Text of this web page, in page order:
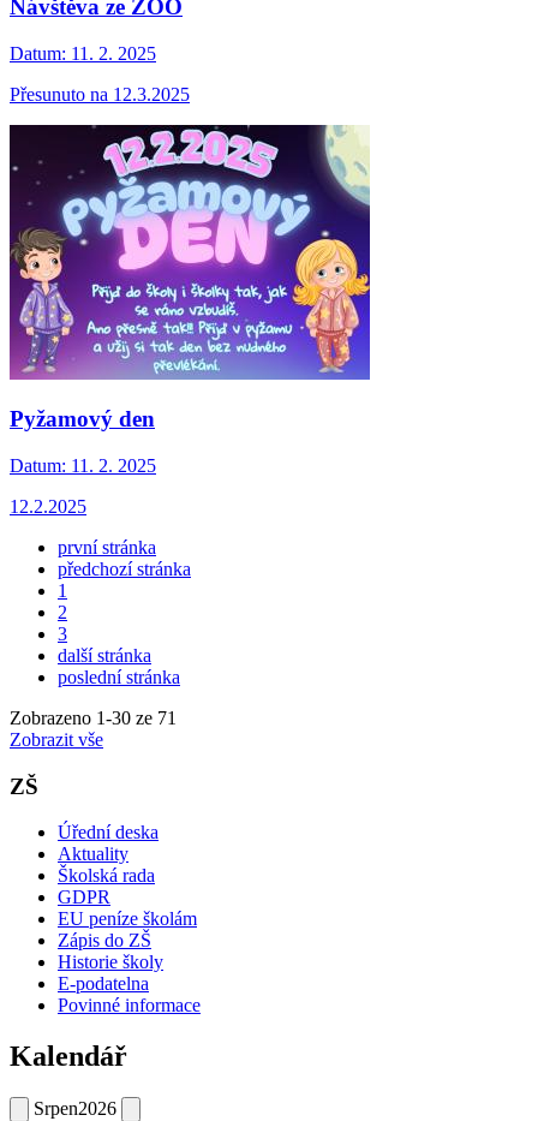
Návštěva ze ZOO
Datum: 11. 2. 2025
Přesunuto na 12.3.2025
Pyžamový den
Datum: 11. 2. 2025
12.2.2025
první stránka
předchozí stránka
1
2
3
další stránka
poslední stránka
Zobrazeno 1-30 ze 71
Zobrazit vše
ZŠ
Úřední deska
Aktuality
Školská rada
GDPR
EU peníze školám
Zápis do ZŠ
Historie školy
E-podatelna
Povinné informace
Kalendář
Srpen2026